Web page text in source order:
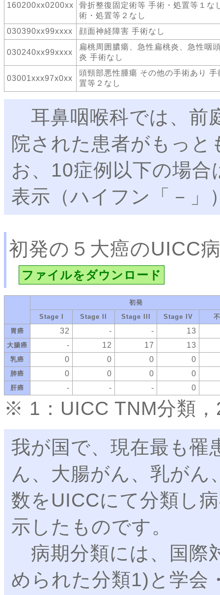
160200xx0200xx
骨折整復固定術等 手術・処置等１な
術・処置等２なし
030390xx99xxxx
顔面神経障害 手術なし
030240xx99xxxx
扁桃周囲膿瘍、急性扁桃炎、急性咽
炎 手術なし
03001xxx97x0xx
頭頸部悪性腫瘍 その他の手術あり 手
置等２なし
耳鼻咽喉科では、前
院された患者がもっ
お、10症例以下の場
表示（ハイフン「－」
初発の５大癌のUICC
ファイルをダウンロード
初発
Stage I
Stage II Stage III Stage IV
胃癌
32 - - 13
大腸癌 - 12 17 13
乳癌 0 0 0 0
肺癌 0 0 0 0
肝癌 - - - 0
※ 1：UICC TNM分類
我が国で、現在最も罹
ん、大腸がん、乳がん
数をUICCにて分類し
示したものです。
病期分類には、国際
められた分類1)と学会